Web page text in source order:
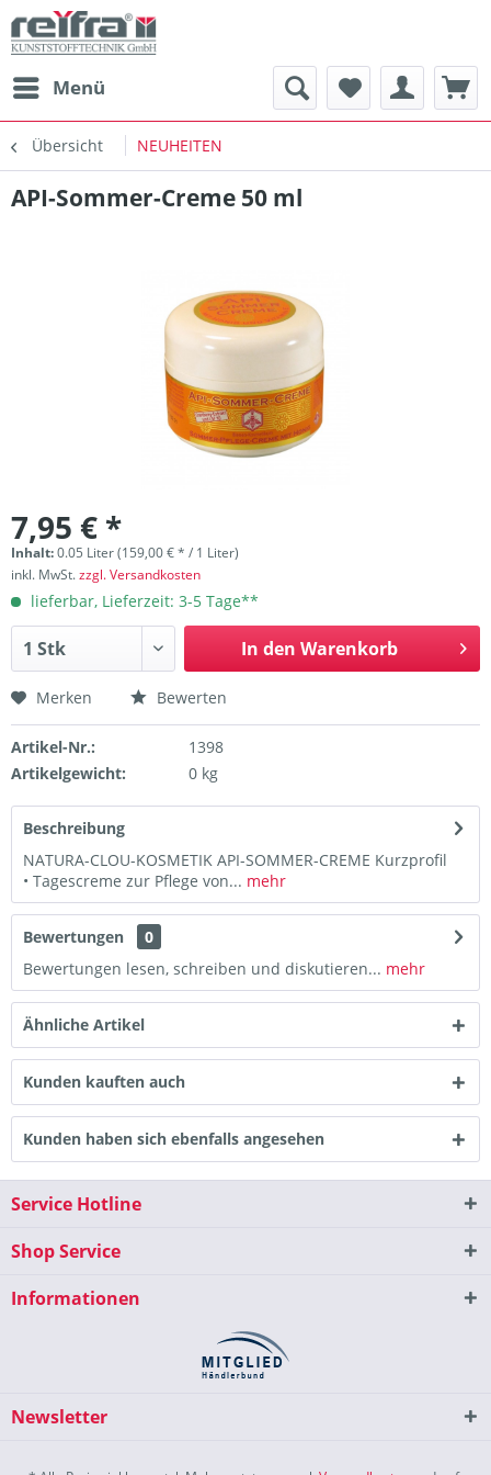
Menü
Übersicht NEUHEITEN
API-Sommer-Creme 50 ml
7,95 € *
Inhalt:0.05 Liter (159,00 € * / 1 Liter)
inkl. MwSt.zzgl. Versandkosten
lieferbar, Lieferzeit: 3-5 Tage**
In den Warenkorb
Merken Bewerten
Artikel-Nr.:
1398
Artikelgewicht:
0 kg
Beschreibung
NATURA-CLOU-KOSMETIK API-SOMMER-CREME Kurzprofil
• Tagescreme zur Pflege von... mehr
Bewertungen
0
Bewertungen lesen, schreiben und diskutieren... mehr
Ähnliche Artikel
Kunden kauften auch
Kunden haben sich ebenfalls angesehen
Service Hotline
Shop Service
Informationen
Newsletter